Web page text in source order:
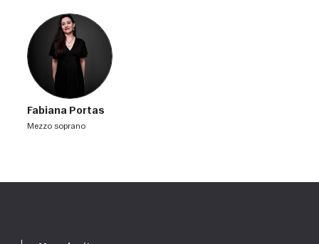
Fabiana Portas
mezzo soprano